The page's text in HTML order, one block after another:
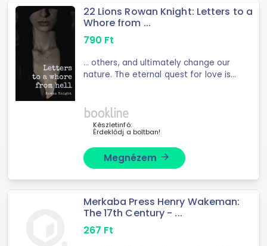
22 Lions Rowan Knight: Letters to a
Whore from ...
790 Ft
... others, and ultimately change our
nature. The eternal quest for love is
men and pleasure, and the purpose
of ...
Készletinfó:
Érdeklődj a boltban!
Megnézem arrow_forward
Merkaba Press Henry Wakeman:
The 17th Century - ...
267 Ft